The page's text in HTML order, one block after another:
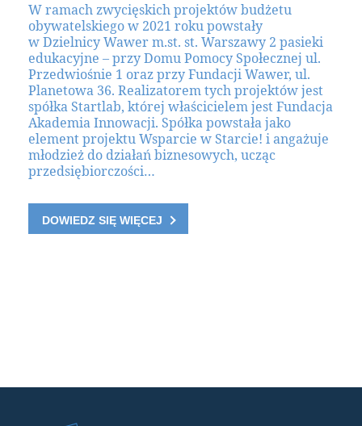
W ramach zwycięskich projektów budżetu
obywatelskiego w 2021 roku powstały
w Dzielnicy Wawer m.st. st. Warszawy 2 pasieki
edukacyjne – przy Domu Pomocy Społecznej ul.
Przedwiośnie 1 oraz przy Fundacji Wawer, ul.
Planetowa 36. Realizatorem tych projektów jest
spółka Startlab, której właścicielem jest Fundacja
Akademia Innowacji. Spółka powstała jako
element projektu Wsparcie w Starcie! i angażuje
młodzież do działań biznesowych, ucząc
przedsiębiorczości…
DOWIEDZ SIĘ WIĘCEJ